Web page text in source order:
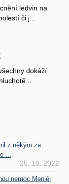
ledvin na
či j ..
dokáží
..
z někým za
...
25. 10. 2022
nemoc Meniér